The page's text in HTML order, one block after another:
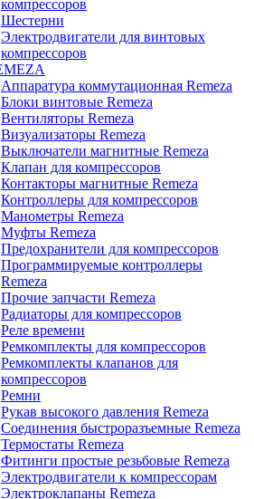
компрессоров
Шестерни
Электродвигатели для винтовых
компрессоров
Аппаратура коммутационная Remeza
Блоки винтовые Remeza
Вентиляторы Remeza
Визуализаторы Remeza
Выключатели магнитные Remeza
Клапан для компрессоров
Контакторы магнитные Remeza
Контроллеры для компрессоров
Манометры Remeza
Муфты Remeza
Предохранители для компрессоров
Программируемые контроллеры
Remeza
Прочие запчасти Remeza
Радиаторы для компрессоров
Реле времени
Ремкомплекты для компрессоров
Ремкомплекты клапанов для
компрессоров
Ремни
Рукав высокого давления Remeza
Соединения быстроразъемные Remeza
Термостаты Remeza
Фитинги простые резьбовые Remeza
Электродвигатели к компрессорам
Электроклапаны Remeza